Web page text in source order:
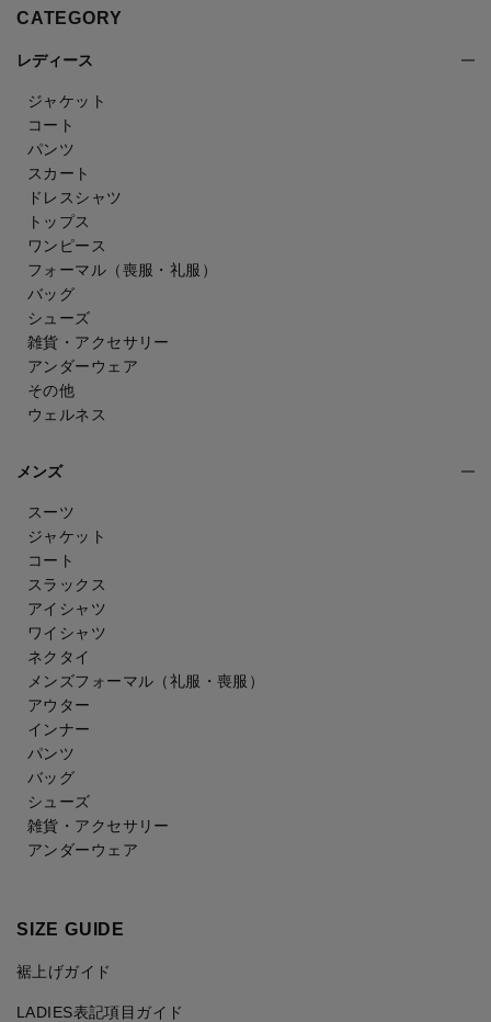
CATEGORY
レディース
ジャケット
コート
パンツ
スカート
ドレスシャツ
トップス
ワンピース
フォーマル（喪服・礼服）
バッグ
シューズ
雑貨・アクセサリー
アンダーウェア
その他
ウェルネス
メンズ
スーツ
ジャケット
コート
スラックス
アイシャツ
ワイシャツ
ネクタイ
メンズフォーマル （礼服・喪服）
アウター
インナー
パンツ
バッグ
シューズ
雑貨・アクセサリー
アンダーウェア
SIZE GUIDE
裾上げガイド
LADIES表記項目ガイド